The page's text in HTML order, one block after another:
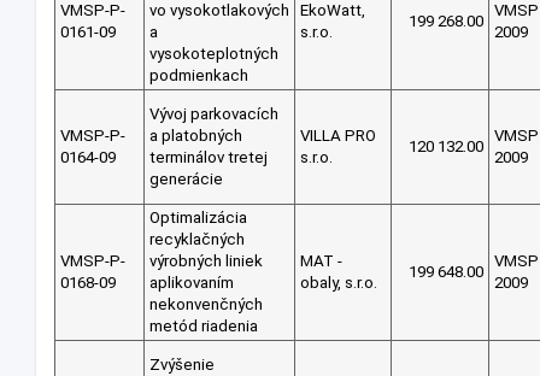
VMSP-P-
0161-09
vo vysokotlakových
a
vysokoteplotných
podmienkach
EkoWatt,
s.r.o.
199 268.00
VMSP
2009
VMSP-P-
0164-09
Vývoj parkovacích
a platobných
terminálov tretej
generácie
VILLA PRO
s.r.o.
120 132.00
VMSP
2009
VMSP-P-
0168-09
Optimalizácia
recyklačných
výrobných liniek
aplikovaním
nekonvenčných
metód riadenia
MAT -
obaly, s.r.o.
199 648.00
VMSP
2009
Zvýšenie